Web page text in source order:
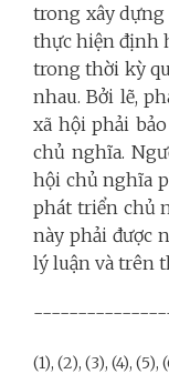
trong xây dựng
thực hiện định
trong thời kỳ
nhau. Bởi lẽ,
xã hội phải
chủ nghĩa.
hội chủ nghĩa
phát triển chủ
này phải được
lý luận và trên
(1), (2), (3), (4), (5),